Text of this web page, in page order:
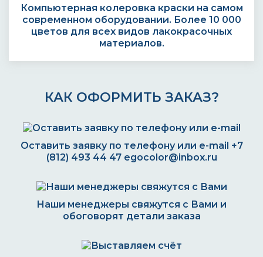
Компьютерная колеровка краски на самом
современном оборудовании. Более 10 000
цветов для всех видов лакокрасочных
материалов.
КАК ОФОРМИТЬ ЗАКАЗ?
Оставить заявку по телефону или e-mail +7
(812) 493 44 47 egocolor@inbox.ru
Наши менеджеры свяжутся с Вами и
обоговорят детали заказа